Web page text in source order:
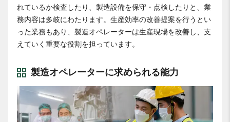
れているか検査したり、製造設備を保守・点検したりと、業
務内容は多岐にわたります。生産効率の改善提案を行うとい
った業務もあり、製造オペレーターは生産現場を改善し、支
えていく重要な役割を担っています。
製造オペレーターに求められる能力